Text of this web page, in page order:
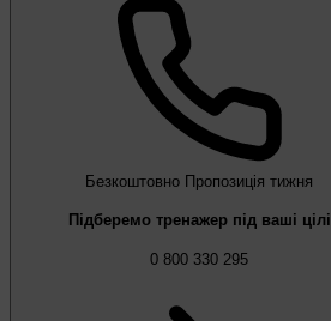
Безкоштовно Пропозиція тижня
Підберемо тренажер під ваші цілі
0 800 330 295